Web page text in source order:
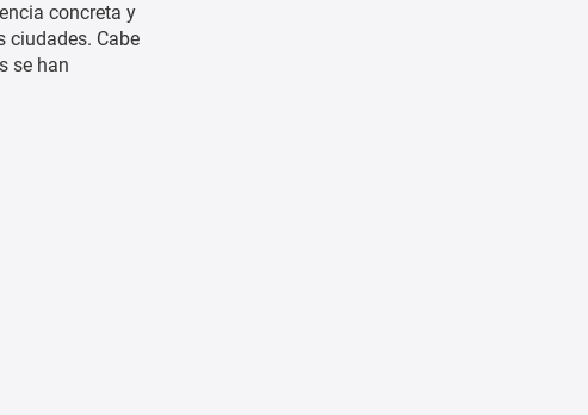
concreta y
ciudades. Cabe
se han